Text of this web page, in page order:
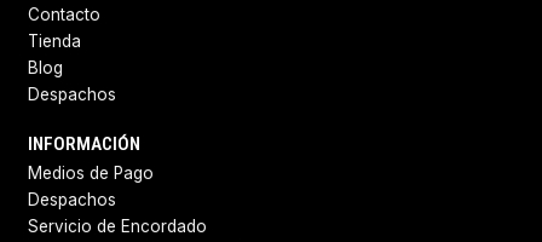
Contacto
Tienda
Blog
Despachos
INFORMACIÓN
Medios de Pago
Despachos
Servicio de Encordado